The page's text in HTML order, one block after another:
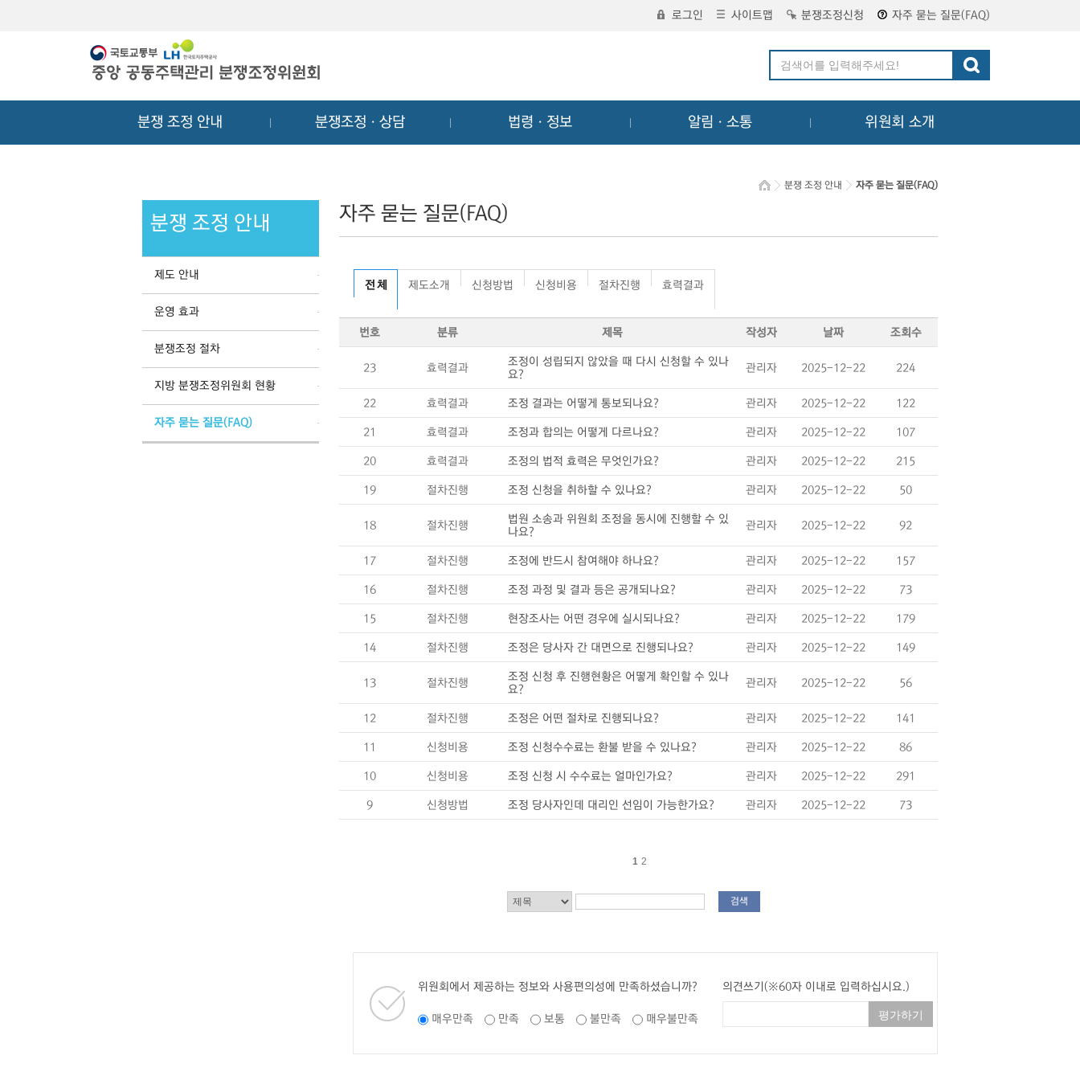
로그인 사이트맵 분쟁조정신청 자주 묻는 질문(FAQ)
분쟁 조정 안내 분쟁조정ㆍ상담 법령ㆍ정보 알림ㆍ소통 위원회 소개
분쟁 조정 안내
제도 안내
운영 효과
분쟁조정 절차
지방 분쟁조정위원회 현황
자주 묻는 질문(FAQ)
분쟁 조정 안내 자주 묻는 질문(FAQ)
자주 묻는 질문(FAQ)
전 체 제도소개 신청방법 신청비용 절차진행 효력결과
번호 분류 제목 작성자 날짜 조회수
23 효력결과
조정이 성립되지 않았을 때 다시 신청할 수 있나
요?
관리자 2025-12-22 224
22 효력결과 조정 결과는 어떻게 통보되나요? 관리자 2025-12-22 122
21 효력결과 조정과 합의는 어떻게 다르나요? 관리자 2025-12-22 107
20 효력결과 조정의 법적 효력은 무엇인가요? 관리자 2025-12-22 215
19 절차진행 조정 신청을 취하할 수 있나요? 관리자 2025-12-22 50
18 절차진행
법원 소송과 위원회 조정을 동시에 진행할 수 있
나요?
관리자 2025-12-22 92
17 절차진행 조정에 반드시 참여해야 하나요? 관리자 2025-12-22 157
16 절차진행 조정 과정 및 결과 등은 공개되나요? 관리자 2025-12-22 73
15 절차진행 현장조사는 어떤 경우에 실시되나요? 관리자 2025-12-22 179
14 절차진행 조정은 당사자 간 대면으로 진행되나요? 관리자 2025-12-22 149
13 절차진행
조정 신청 후 진행현황은 어떻게 확인할 수 있나
요?
관리자 2025-12-22 56
12 절차진행 조정은 어떤 절차로 진행되나요? 관리자 2025-12-22 141
11 신청비용 조정 신청수수료는 환불 받을 수 있나요? 관리자 2025-12-22 86
10 신청비용 조정 신청 시 수수료는 얼마인가요? 관리자 2025-12-22 291
9 신청방법 조정 당사자인데 대리인 선임이 가능한가요? 관리자 2025-12-22 73
1 2
검색
위원회에서 제공하는 정보와 사용편의성에 만족하셨습니까?
매우만족 만족 보통 불만족 매우불만족
의견쓰기(※60자 이내로 입력하십시요.)